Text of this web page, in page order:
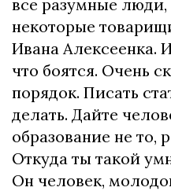
все разумные
некоторые
Ивана Алексеенка.
что боятся. Очень
порядок. Писать
делать. Дайте
образование не то,
Откуда ты такой
Он человек,